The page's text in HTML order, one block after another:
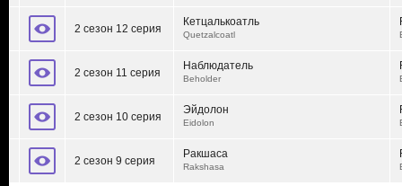
2 сезон 12 серия
Кетцалькоатль
Quetzalcoatl
2 сезон 11 серия
Наблюдатель
Beholder
2 сезон 10 серия
Эйдолон
Eidolon
2 сезон 9 серия
Ракшаса
Rakshasa